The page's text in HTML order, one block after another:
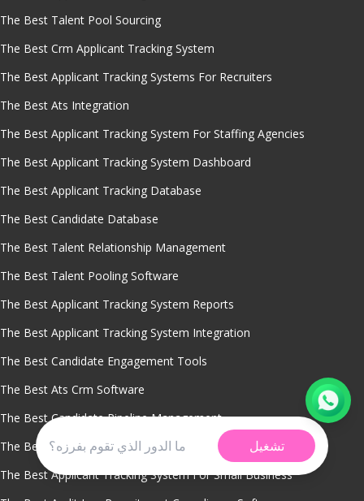
تشغيل
The Best Talent Pool Sourcing
The Best Crm Applicant Tracking System
The Best Applicant Tracking Systems For Recruiters
The Best Ats Integration
The Best Applicant Tracking System For Staffing Agencies
The Best Applicant Tracking System Dashboard
The Best Applicant Tracking Database
The Best Candidate Database
The Best Talent Relationship Management
The Best Talent Pooling Software
The Best Applicant Tracking System Reports
The Best Applicant Tracking System Integration
The Best Candidate Engagement Tools
The Best Ats Crm Software
The Best Candidate Pipeline Management
The Best Mobile Applicant Tracking System
The Best Applicant Tracking System For Small Business